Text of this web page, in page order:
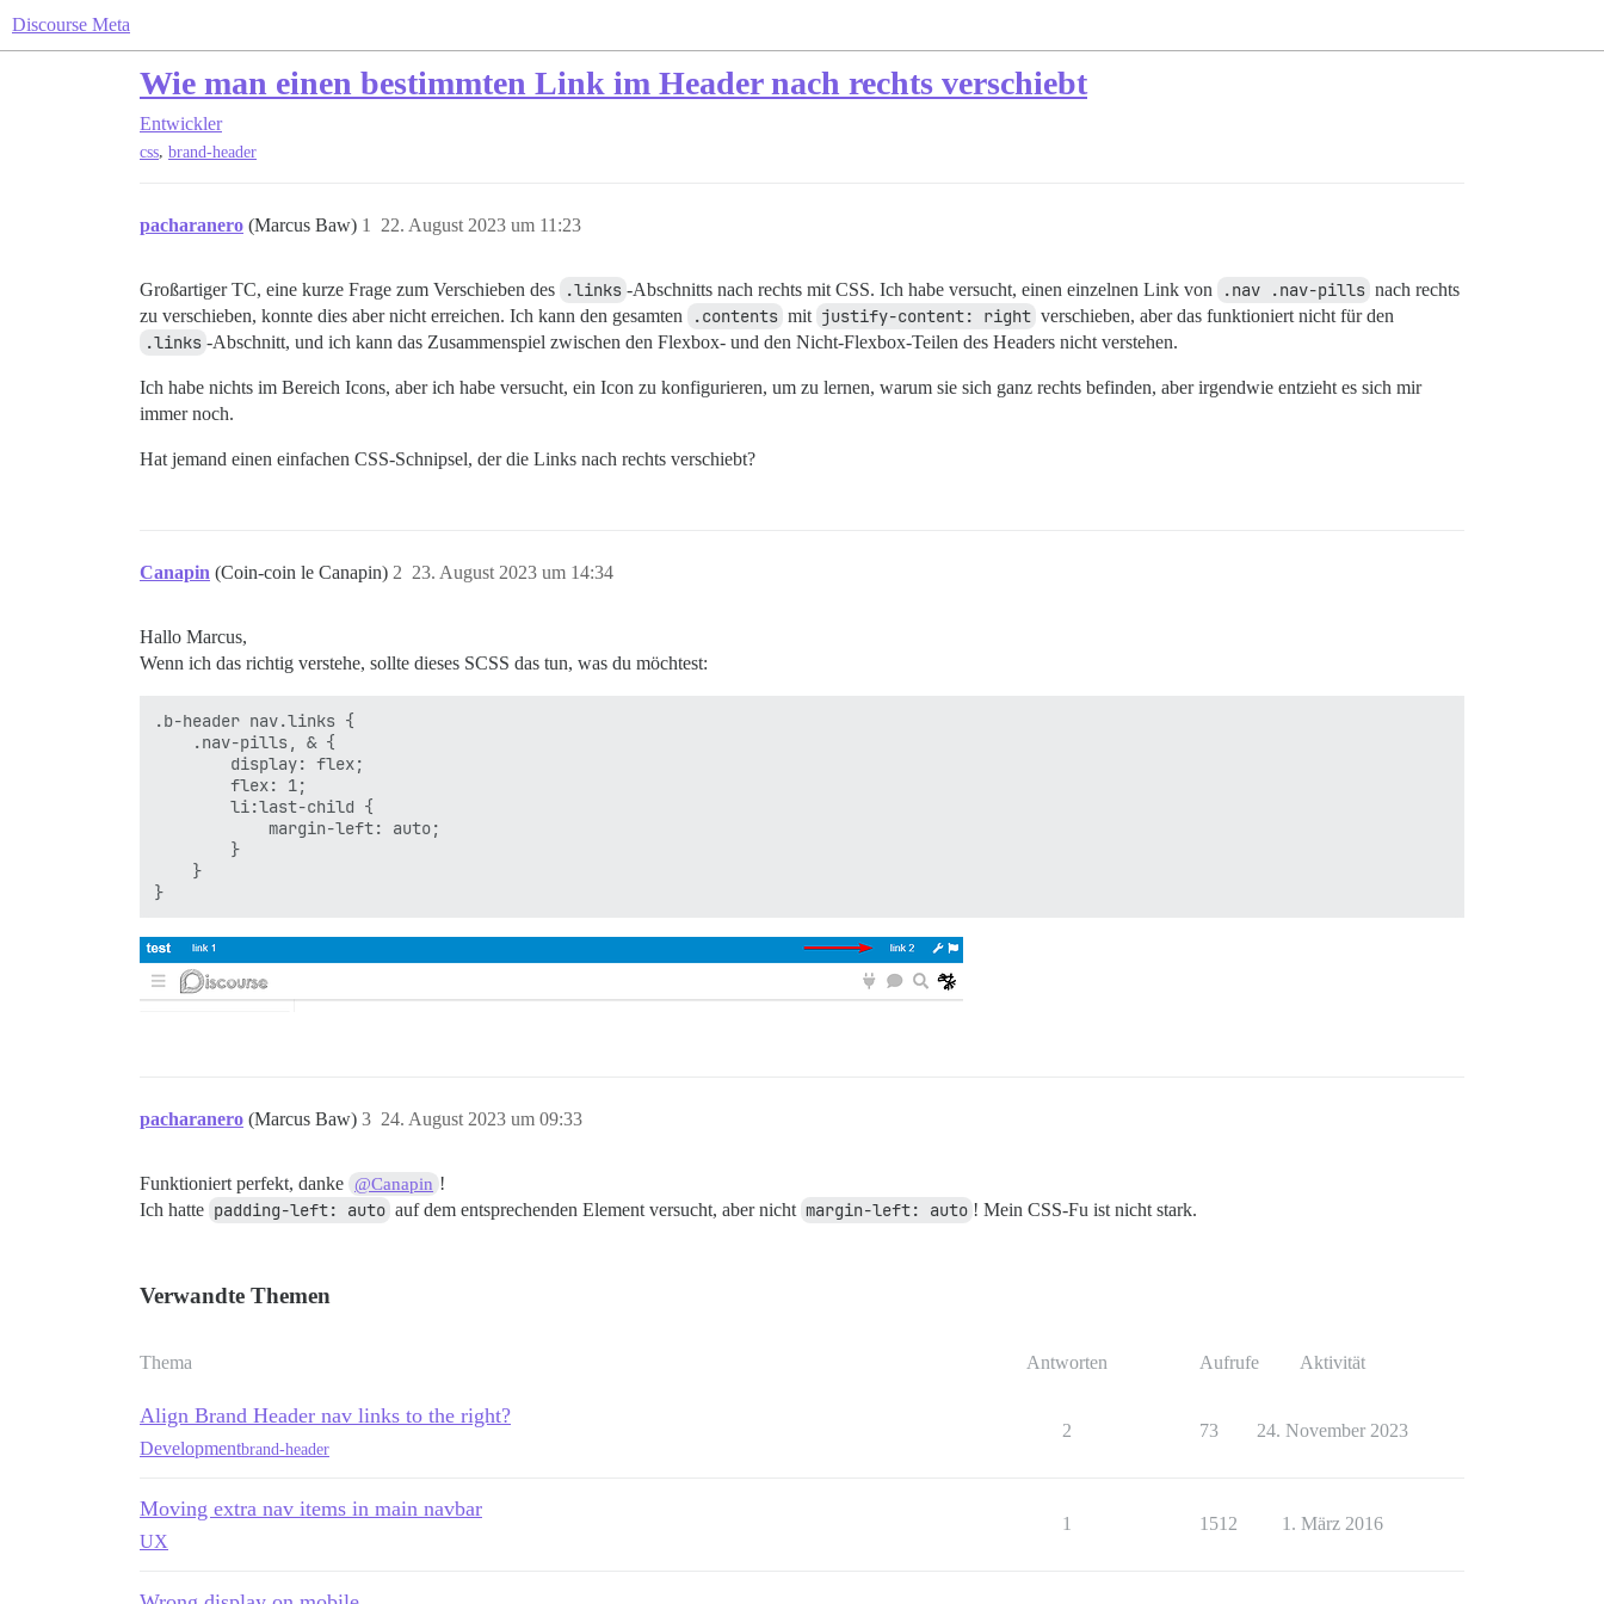
Discourse Meta
Wie man einen bestimmten Link im Header nach rechts verschiebt
Entwickler
css, brand-header
pacharanero (Marcus Baw) 22. August 2023 um 11:23
1
Großartiger TC, eine kurze Frage zum Verschieben des .links -Abschnitts nach rechts mit CSS. Ich habe versucht, einen einzelnen Link von .nav .nav-pills nach rechts
zu verschieben, konnte dies aber nicht erreichen. Ich kann den gesamten
.contents mit justify-content: right verschieben, aber das funktioniert nicht für den
.links -Abschnitt, und ich kann das Zusammenspiel zwischen den Flexbox- und den Nicht-Flexbox-Teilen des Headers nicht verstehen.
Ich habe nichts im Bereich Icons, aber ich habe versucht, ein Icon zu konfigurieren, um zu lernen, warum sie sich ganz rechts befinden, aber irgendwie entzieht es sich mir
immer noch.
Hat jemand einen einfachen CSS-Schnipsel, der die Links nach rechts verschiebt?
Canapin (Coin-coin le Canapin) 23. August 2023 um 14:34
2
Hallo Marcus,
Wenn ich das richtig verstehe, sollte dieses SCSS das tun, was du möchtest:
.b-header nav.links {
    .nav-pills, & {
        display: flex;
        flex: 1;
        li:last-child {
            margin-left: auto;
        }
    }
pacharanero (Marcus Baw) 24. August 2023 um 09:33
3
Funktioniert perfekt, danke @Canapin !
Ich hatte padding-left: auto auf dem entsprechenden Element versucht, aber nicht margin-left: auto ! Mein CSS-Fu ist nicht stark.
Verwandte Themen
Thema Antworten Aufrufe Aktivität
Align Brand Header nav links to the right?
Developmentbrand-header
2 73 24. November 2023
Moving extra nav items in main navbar
UX
1 1512 1. März 2016